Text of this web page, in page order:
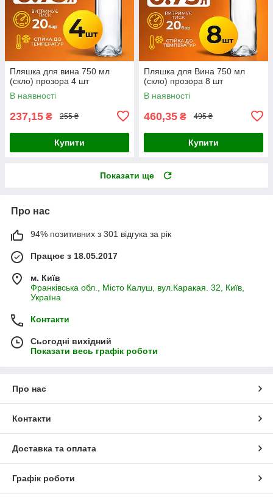
Пляшка для вина 750 мл
(скло) прозора 4 шт
В наявності
237,15 ₴ 255 ₴
Купити
Пляшка для Вина 750 мл
(скло) прозора 8 шт
В наявності
460,35 ₴ 495 ₴
Купити
Показати ще
Про нас
94% позитивних з 301 відгука за рік
Працює з 18.05.2017
м. Київ
Франківська обл., Місто Калуш, вул.Каракая. 32, Київ,
Україна
Контакти
Сьогодні вихідний
Показати весь графік роботи
Про нас
Контакти
Доставка та оплата
Графік роботи